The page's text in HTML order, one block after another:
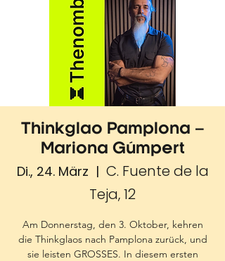
Thinkglao Pamplona –
Mariona Gúmpert
Di., 24. März
  |
C. Fuente de la
Teja, 12
Am Donnerstag, den 3. Oktober, kehren
die Thinkglaos nach Pamplona zurück, und
sie leisten GROSSES. In diesem ersten